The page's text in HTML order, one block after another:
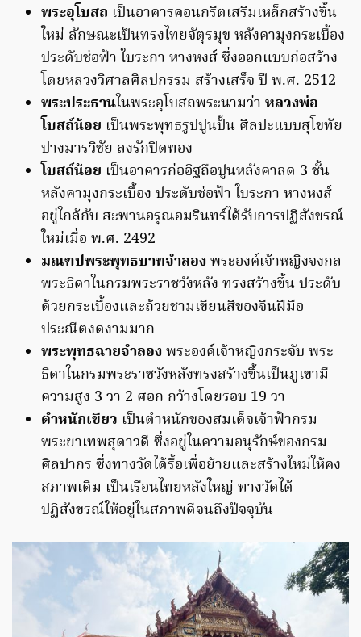
พระอุโบสถ เป็นอาคารคอนกรีตเสริมเหล็กสร้างขึ้น
ใหม่ ลักษณะเป็นทรงไทยจัตุรมุข หลังคามุงกระเบื้อง
ประดับช่อฟ้า ใบระกา หางหงส์ ซึ่งออกแบบก่อสร้าง
โดยหลวงวิศาลศิลปกรรม สร้างเสร็จ ปี พ.ศ. 2512
พระประธานในพระอุโบสถพระนามว่า หลวงพ่อ
โบสถ์น้อย เป็นพระพุทธรูปปูนปั้น ศิลปะแบบสุโขทัย
ปางมารวิชัย ลงรักปิดทอง
โบสถ์น้อย เป็นอาคารก่ออิฐถือปูนหลังคาลด 3 ชั้น
หลังคามุงกระเบื้อง ประดับช่อฟ้า ใบระกา หางหงส์
อยู่ใกล้กับ สะพานอรุณอมรินทร์ได้รับการปฏิสังขรณ์
ใหม่เมื่อ พ.ศ. 2492
มณฑปพระพุทธบาทจำลองพระองค์เจ้าหญิงจงกล
พระธิดาในกรมพระราชวังหลัง ทรงสร้างขึ้น ประดับ
ด้วยกระเบื้องและถ้วยชามเขียนสีของจีนฝีมือ
ประณีตงดงามมาก
พระพุทธฉายจำลองพระองค์เจ้าหญิงกระจับ พระ
ธิดาในกรมพระราชวังหลังทรงสร้างขึ้นเป็นภูเขามี
ความสูง 3 วา 2 ศอก กว้างโดยรอบ 19 วา
ตำหนักเขียว เป็นตำหนักของสมเด็จเจ้าฟ้ากรม
พระยาเทพสุดาวดี ซึ่งอยู่ในความอนุรักษ์ของกรม
ศิลปากร ซึ่งทางวัดได้รื้อเพื่อย้ายและสร้างใหม่ให้คง
สภาพเดิม เป็นเรือนไทยหลังใหญ่ ทางวัดได้
ปฏิสังขรณ์ให้อยู่ในสภาพดีจนถึงปัจจุบัน